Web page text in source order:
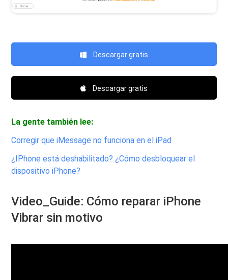
Descargar gratis
Descargar gratis
La gente también lee:
Corregir que iMessage no funciona en el iPad
¿IPhone está deshabilitado? ¿Cómo desbloquear el
dispositivo iPhone?
Video_Guide: Cómo reparar iPhone
Vibrar sin motivo